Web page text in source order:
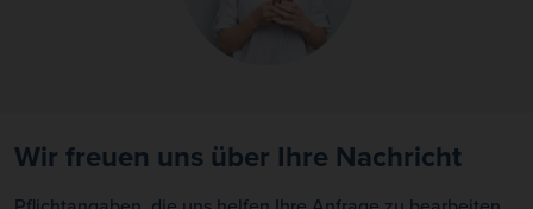
Wir freuen uns über Ihre Nachricht